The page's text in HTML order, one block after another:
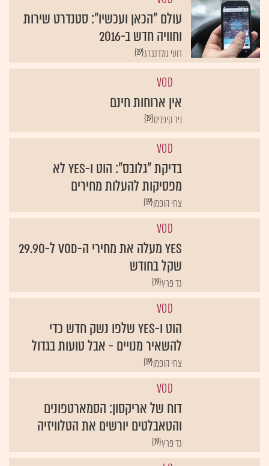
עולם "הכאן ועכשיו": סטנדרט שירות
וחוויה חדש ב-2016
{19}רועי גולדנברג
VOD
אין ארוחות חינם
{19}ניר קיפניס
VOD
בדיקת "גלובס": הוט ו-yes לא
מפסיקות להעלות מחירים
{19}צחי הופמן
VOD
yes מעלה את מחירי ה-VOD ל-29.90
שקל בחודש
{19}גד פרץ
VOD
הוט ו-yes שלפו נשק חדש כדי
להשאיר מנויים - אבל טועות בגדול
{19}צחי הופמן
VOD
דוח של אריקסון: הסמארטפונים
והטאבלטים יורשים את הטלוויזיה
{19}גד פרץ